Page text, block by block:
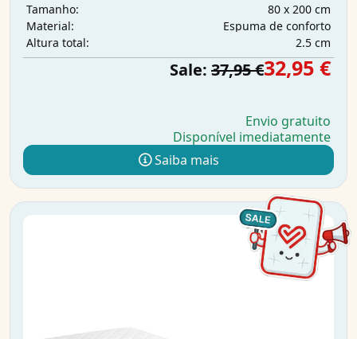
Tamanho:
80 x 200 cm
Material:
Espuma de conforto
Altura total:
2.5 cm
Sale: 37,95 €32,95 €
Envio gratuito
Disponível imediatamente
Saiba mais